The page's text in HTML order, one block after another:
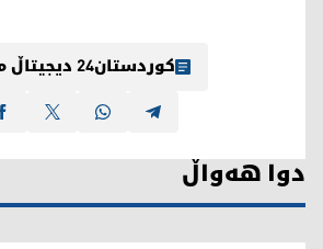
کوردستان24 دیجیتاڵ میدیا
دوا هەواڵ